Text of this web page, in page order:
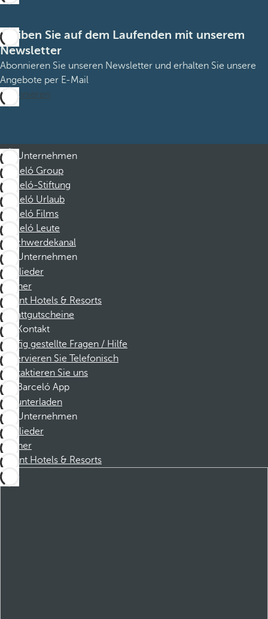
Bleiben Sie auf dem Laufenden mit unserem
Newsletter
Abonnieren Sie unseren Newsletter und erhalten Sie unsere
Angebote per E-Mail
Abonnieren
Unternehmen
Barceló Group
Barceló-Stiftung
Barceló Urlaub
Barceló Films
Barceló Leute
Beschwerdekanal
Unternehmen
Mitglieder
Partner
Dorint Hotels & Resorts
Rabattgutscheine
Kontakt
Häufig gestellte Fragen / Hilfe
Reservieren Sie Telefonisch
Kontaktieren Sie uns
Barceló App
Herunterladen
Unternehmen
Mitglieder
Partner
Dorint Hotels & Resorts